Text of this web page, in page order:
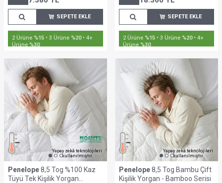
SEPETE EKLE
2 Ürüne • 3 Ürüne
Ürüne%30
SEPETE EKLE
2 Ürüne • 3 Ürüne
Ürüne%30
Yapay zekâ teknolojileri
kullanılmıştır.
Penelope8,5 Tog %100 Kaz
Tüyü Tek Kişilik Yorgan
Yapay zekâ teknolojileri
kullanılmıştır.
Penelope8,5 Tog Bambu Çift
Kişilik Yorgan - Bamboo Serisi